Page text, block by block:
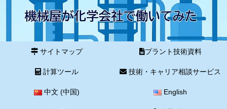
サイトマップ プラント技術資料
計算ツール 技術・キャリア相談サービス
中文 (中国) English